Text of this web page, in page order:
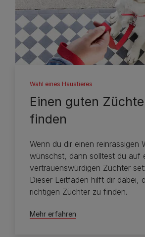
Wahl eines Haustieres
Einen guten
finden
Wenn du dir einen reinrassigen
wünschst, dann solltest du auf
vertrauenswürdigen Züchter
Dieser Leitfaden hilft dir dabei,
richtigen Züchter zu finden.
Mehr erfahren